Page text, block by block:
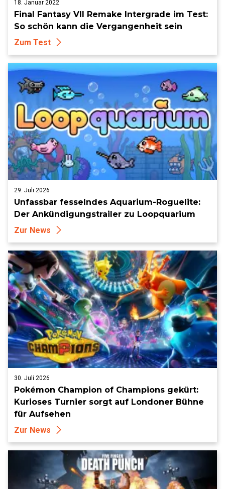
18. Januar 2022
Final Fantasy VII Remake Intergrade im Test:
So schön kann die Vergangenheit sein
Zum Test
29. Juli 2026
Unfassbar fesselndes Aquarium-Roguelite:
Der Ankündigungstrailer zu Loopquarium
Zur News
30. Juli 2026
Pokémon Champion of Champions gekürt:
Kurioses Turnier sorgt auf Londoner Bühne
für Aufsehen
Zur News